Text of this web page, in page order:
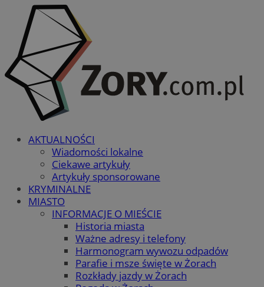
AKTUALNOŚCI
Wiadomości lokalne
Ciekawe artykuły
Artykuły sponsorowane
KRYMINALNE
MIASTO
INFORMACJE O MIEŚCIE
Historia miasta
Ważne adresy i telefony
Harmonogram wywozu odpadów
Parafie i msze święte w Żorach
Rozkłady jazdy w Żorach